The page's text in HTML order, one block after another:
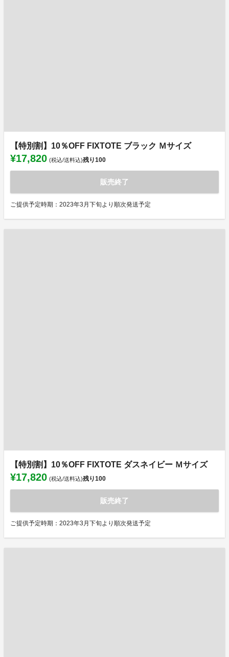
【特別割】10％OFF FIXTOTE ブラック Ｍサイズ
¥17,820 (税込/送料込)残り100
販売終了
ご提供予定時期：2023年3月下旬より順次発送予定
【特別割】10％OFF FIXTOTE ダスネイビー Ｍサイズ
¥17,820 (税込/送料込)残り100
販売終了
ご提供予定時期：2023年3月下旬より順次発送予定